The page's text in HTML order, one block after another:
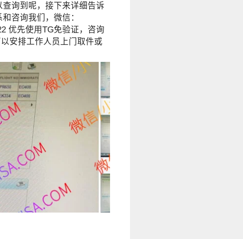
询到呢，接下来详细告诉
咨询我们，微信：
优先使用TG免验证，咨询
安排工作人员上门取件或